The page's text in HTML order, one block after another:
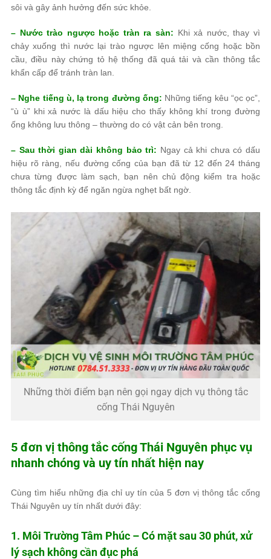
sôi và gây ảnh hưởng đến sức khỏe.
– Nước trào ngược hoặc tràn ra sàn: Khi xả nước, thay vì
chảy xuống thì nước lại trào ngược lên miệng cống hoặc bồn
cầu, điều này chứng tỏ hệ thống đã quá tải và cần thông tắc
khẩn cấp để tránh tràn lan.
– Nghe tiếng ù, lạ trong đường ống: Những tiếng kêu “ọc ọc”,
“ù ù” khi xả nước là dấu hiệu cho thấy không khí trong đường
ống không lưu thông – thường do có vật cản bên trong.
– Sau thời gian dài không bảo trì: Ngay cả khi chưa có dấu
hiệu rõ ràng, nếu đường cống của bạn đã từ 12 đến 24 tháng
chưa từng được làm sạch, bạn nên chủ động kiểm tra hoặc
thông tắc định kỳ để ngăn ngừa nghẹt bất ngờ.
Những thời điểm bạn nên gọi ngay dịch vụ thông tắc
cống Thái Nguyên
5 đơn vị thông tắc cống Thái Nguyên phục vụ
nhanh chóng và uy tín nhất hiện nay
Cùng tìm hiểu những địa chỉ uy tín của 5 đơn vị thông tắc cống
Thái Nguyên uy tín nhất dưới đây:
1. Môi Trường Tâm Phúc – Có mặt sau 30 phút, xử
lý sạch không cần đục phá